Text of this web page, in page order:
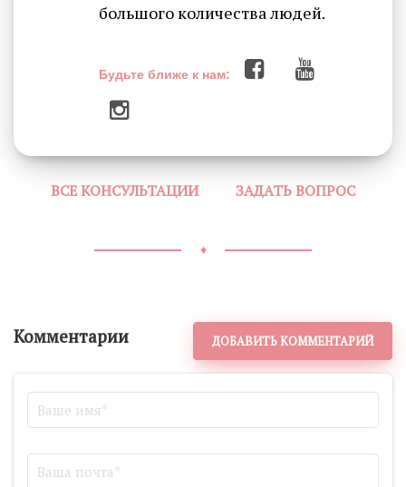
большого количества людей.
Будьте ближе к нам:
ВСЕ КОНСУЛЬТАЦИИ ЗАДАТЬ ВОПРОС
♦
Комментарии ДОБАВИТЬ КОММЕНТАРИЙ